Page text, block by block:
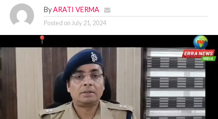
By ARATI VERMA
Posted on July 21, 2024